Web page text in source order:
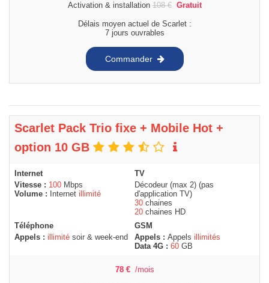
Activation & installation108€ Gratuit
Délais moyen actuel de Scarlet :
7 jours ouvrables
Commander
Scarlet Pack Trio fixe + Mobile Hot +
option 10 GB
Internet
Vitesse : 100 Mbps
Volume :
Internet illimité
TV
Décodeur (max 2) (pas
d'application TV)
30 chaines
20 chaines HD
Téléphone
Appels : illimité soir & week-end
GSM
Appels : Appels illimités
Data 4G : 60 GB
78 € /mois